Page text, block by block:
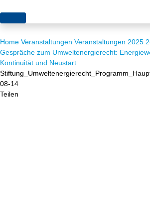
Themen
Akzeptanz
Europa
Projekte
Publikationen
News
Home Veranstaltungen Veranstaltungen 2025
Gespräche zum Umweltenergierecht:
Kontinuität und Neustart
08-14
Teilen